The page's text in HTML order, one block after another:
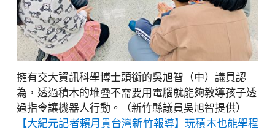
擁有交大資訊科學博士頭銜的吳旭智（中）議員認
為，透過積木的堆疊不需要用電腦就能夠教導孩子透
過指令讓機器人行動。（新竹縣議員吳旭智提供）
【大紀元記者賴月貴台灣新竹報導】玩積木也能學程